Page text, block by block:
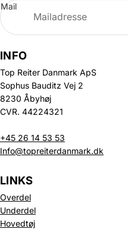
Mail
INFO
Top Reiter Danmark ApS
Sophus Bauditz Vej 2
8230 Åbyhøj
CVR. 44224321
+45 26 14 53 53
Info@topreiterdanmark.dk
LINKS
Overdel
Underdel
Hovedtøj